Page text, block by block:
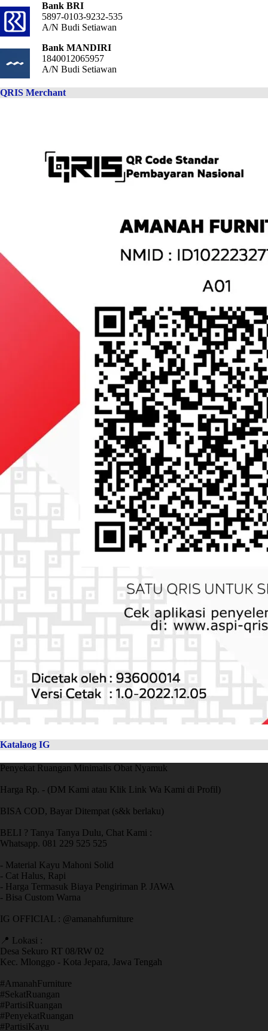
Bank BRI
5897-0103-9232-535
A/N Budi Setiawan
Bank MANDIRI
1840012065957
A/N Budi Setiawan
QRIS Merchant
Katalaog IG
Penyekat Ruangan Minimalis Obat Nyamuk
Harga Rp. - (DM Kami atau Klik Link Wa Kami di Profil)
BISA COD, Bayar Ditempat (s&k berlaku)
BELI ? Tanya Tanya Dulu, Chat Kami :
Whatsapp. 081 229 525 525
- Material Kayu Mahoni Solid
- Cat Halus, Rapi
- Harga Termasuk Biaya Pengiriman P. JAWA
- Bisa Custom Warna
IG OFFICIAL : @amanahfurniture
📍 Lokasi :
Desa Sekuro RT 08/RW 02
Kec. Mlonggo - Kota Jepara, Jawa Tengah
​#AmanahFurniture
​#SekatRuangan
​#PartisiRuangan
​#PenyekatRuangan
​#PartisiKayu